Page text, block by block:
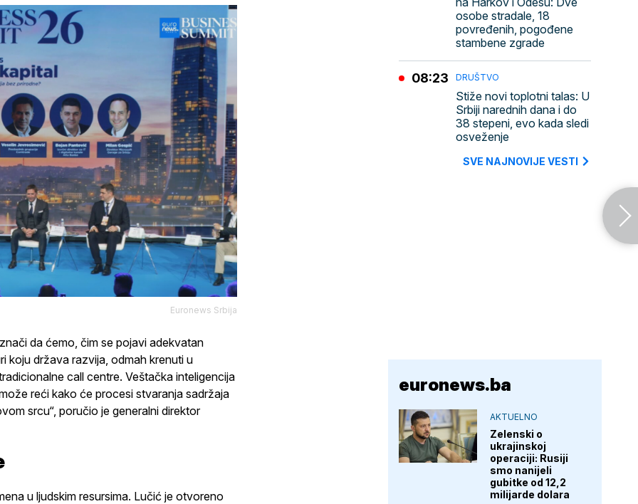
Euronews Srbija
da ćemo, čim se pojavi adekvatan
koju država razvija, odmah krenuti u
call centre. Veštačka inteligencija
reći kako će procesi stvaranja sadržaja
srcu“, poručio je generalni direktor
u ljudskim resursima. Lučić je otvoreno
osobe stradale, 18
povređenih, pogođene
stambene zgrade
DRUŠTVO
Stiže novi toplotni talas: U
Srbiji narednih dana i do
38 stepeni, evo kada sledi
osveženje
08:23
SVE NAJNOVIJE VESTI
euronews.ba
AKTUELNO
Zelenski o
ukrajinskoj
operaciji: Rusiji
smo nanijeli
gubitke od 12,2
milijarde dolara